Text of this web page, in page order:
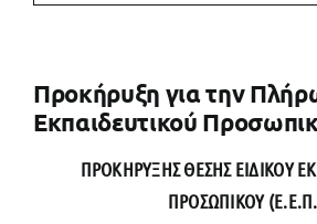
Προκήρυξη για την
Εκπαιδευτικού
ΠΡΟΚΗΡΥΞΗΣ ΘΕΣΗΣ ΕΙΔΙΚΟΥ
ΠΡΟΣΩΠΙΚΟΥ